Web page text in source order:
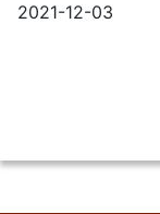
2021-12-03